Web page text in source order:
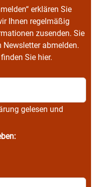
erklären Sie
Ihnen regelmäßig
zusenden. Sie
Newsletter abmelden.
Sie hier.
gelesen und